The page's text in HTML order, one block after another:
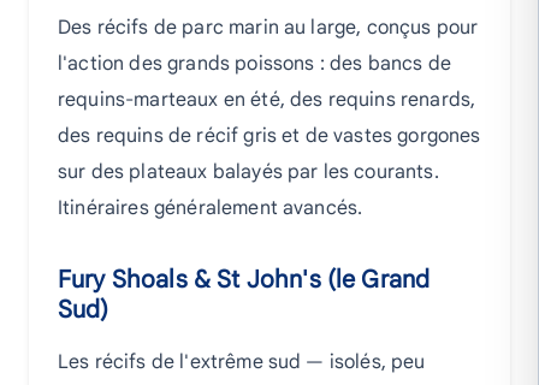
Des récifs de parc marin au large, conçus pour
l'action des grands poissons : des bancs de
requins-marteaux en été, des requins renards,
des requins de récif gris et de vastes gorgones
sur des plateaux balayés par les courants.
Itinéraires généralement avancés.
Fury Shoals & St John's (le Grand
Sud)
Les récifs de l'extrême sud — isolés, peu